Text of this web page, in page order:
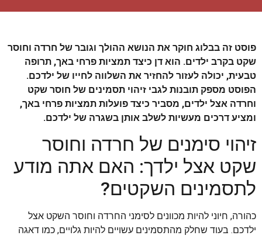
פוסט זה בבלוג חוקר את הנושא ההולך וגובר של חרדה וחוסר
שקט בקרב ילדים. הוא דן כיצד תמציות פרחי באך, תרופה
טבעית, יכולה לעזור להחזיר את השלווה לחייו של ילדכם.
הפוסט מספק תובנות לגבי זיהוי תסמינים של חוסר שקט
וחרדה אצל ילדים, מסביר כיצד פועלות תמציות פרחי באך,
ומציע דרכים מעשיות לשלב אותן בשגרה של ילדכם.
זיהוי סימנים של חרדה וחוסר
שקט אצל ילדך: האם אתה מודע
לתסמינים השקטים?
כהורה, חיוני להיות מכוונים לסימני החרדה וחוסר השקט אצל
ילדכם. בעוד שחלק מהתסמינים עשויים להיות גלויים, כמו דאגה